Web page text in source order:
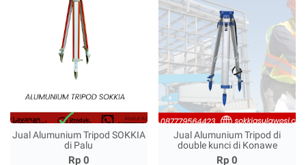
Jual Alumunium Tripod SOKKIA
di Palu
Rp 0
Jual Alumunium Tripod di
double kunci di Konawe
Rp 0